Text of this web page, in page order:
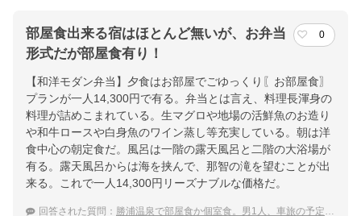
部屋食出来る宿はほとんど無いが、お弁当
形式だが部屋食有り！
0
【和洋モダン弁当】夕食はお部屋でごゆっくり〖お部屋食〗
プランが一人14,300円で有る。弁当とは言え、料理長渾身の
料理が詰めこまれている。生マグロや地場の活鮮魚のお造り
や和牛ロースや白身魚のワイン蒸し等充実している。朝は洋
食中心の朝定食だ。風呂は一階の露天風呂と二階の大浴場が
有る。露天風呂からは海を挟んで、那智の滝を望むことが出
来る。これで一人14,300円リーズナブルな価格だ。
回答された質問： 勝浦温泉で部屋食か個室食。男1人、車旅の予定です。